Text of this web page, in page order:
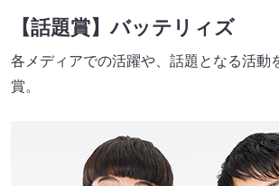
【話題賞】バッテリィズ
各メディアでの活躍や、話題となる活動
賞。